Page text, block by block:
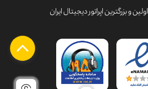
اولین و بزرگترین اپراتور دیجیتال ایران